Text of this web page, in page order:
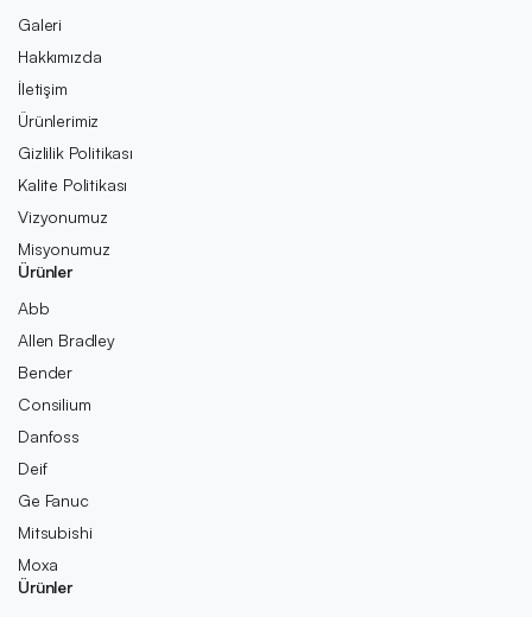
Galeri
Hakkımızda
İletişim
Ürünlerimiz
Gizlilik Politikası
Kalite Politikası
Vizyonumuz
Misyonumuz
Ürünler
Abb
Allen Bradley
Bender
Consilium
Danfoss
Deif
Ge Fanuc
Mitsubishi
Moxa
Ürünler